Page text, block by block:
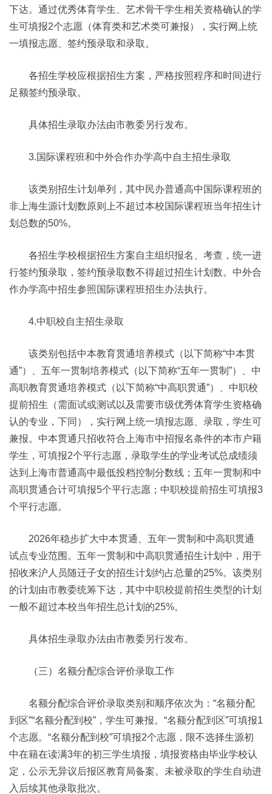
下达。通过优秀体育学生、艺术骨干学生相关资格确认的学
生可填报2个志愿（体育类和艺术类可兼报），实行网上统
一填报志愿、签约预录取和录取。
各招生学校应根据招生方案，严格按照程序和时间进行
足额签约预录取。
具体招生录取办法由市教委另行发布。
3.国际课程班和中外合作办学高中自主招生录取
该类别招生计划单列，其中民办普通高中国际课程班的
非上海生源计划数原则上不超过本校国际课程班当年招生计
划总数的50%。
各招生学校根据招生方案自主组织报名、考查，统一进
行签约预录取，签约预录取数不得超过招生计划数。中外合
作办学高中招生参照国际课程班招生办法执行。
4.中职校自主招生录取
该类别包括中本教育贯通培养模式（以下简称“中本贯
通”）、五年一贯制培养模式（以下简称“五年一贯制”）、中
高职教育贯通培养模式（以下简称“中高职贯通”）、中职校
提前招生（需面试或测试以及需要市级优秀体育学生资格确
认的专业，下同），实行网上统一填报志愿、录取，学生可
兼报。中本贯通只招收符合上海市中招报名条件的本市户籍
学生，可填报2个平行志愿，录取学生的学业考试总成绩须
达到上海市普通高中最低投档控制分数线；五年一贯制和中
高职贯通合计可填报5个平行志愿；中职校提前招生可填报3
个平行志愿。
2026年稳步扩大中本贯通、五年一贯制和中高职贯通
试点专业范围。五年一贯制和中高职贯通招生计划中，用于
招收来沪人员随迁子女的招生计划约占总量的25%。该类别
的计划由市教委统筹下达，其中中职校提前招生类型的计划
一般不超过本校当年招生总计划的25%。
具体招生录取办法由市教委另行发布。
（三）名额分配综合评价录取工作
名额分配综合评价录取类别和顺序依次为：“名额分配
到区”“名额分配到校”，学生可兼报。“名额分配到区”可填报1
个志愿。“名额分配到校”可填报2个志愿，限不选择生源初
中在籍在读满3年的初三学生填报，填报资格由毕业学校认
定，公示无异议后报区教育局备案。未被录取的学生自动进
入后续其他录取批次。